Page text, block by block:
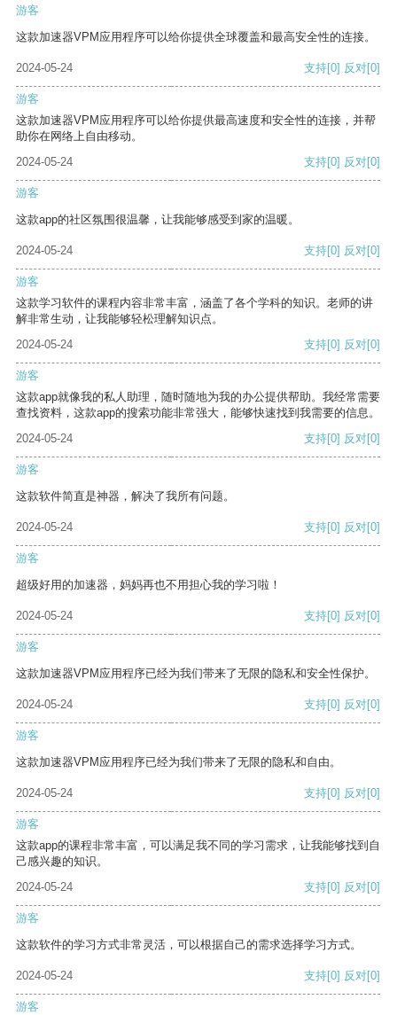
游客
这款加速器VPM应用程序可以给你提供全球覆盖和最高安全性的连接。
2024-05-24 支持[0] 反对[0]
游客
这款加速器VPM应用程序可以给你提供最高速度和安全性的连接，并帮
助你在网络上自由移动。
2024-05-24
支持[0] 反对[0]
游客
这款app的社区氛围很温馨，让我能够感受到家的温暖。
2024-05-24 支持[0] 反对[0]
游客
这款学习软件的课程内容非常丰富，涵盖了各个学科的知识。老师的讲
解非常生动，让我能够轻松理解知识点。
2024-05-24
支持[0] 反对[0]
游客
这款app就像我的私人助理，随时随地为我的办公提供帮助。我经常需要
查找资料，这款app的搜索功能非常强大，能够快速找到我需要的信息。
2024-05-24
支持[0] 反对[0]
游客
这款软件简直是神器，解决了我所有问题。
2024-05-24 支持[0] 反对[0]
游客
超级好用的加速器，妈妈再也不用担心我的学习啦！
2024-05-24 支持[0] 反对[0]
游客
这款加速器VPM应用程序已经为我们带来了无限的隐私和安全性保护。
2024-05-24 支持[0] 反对[0]
游客
这款加速器VPM应用程序已经为我们带来了无限的隐私和自由。
2024-05-24 支持[0] 反对[0]
游客
这款app的课程非常丰富，可以满足我不同的学习需求，让我能够找到自
己感兴趣的知识。
2024-05-24
支持[0] 反对[0]
游客
这款软件的学习方式非常灵活，可以根据自己的需求选择学习方式。
2024-05-24 支持[0] 反对[0]
游客